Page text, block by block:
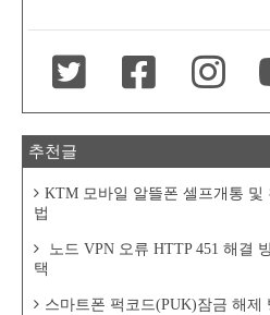
추천글
KTM 모바일 알뜰폰 셀프개통 및
법
노드 VPN 오류 HTTP 451 해결
택
스마트폰 퍽코드(PUK)잠금 해제